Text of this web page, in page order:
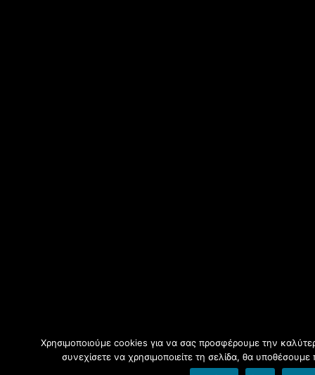
Χρησιμοποιούμε cookies για να σας προσφέρουμε την
συνεχίσετε να χρησιμοποιείτε τη σελίδα, θα